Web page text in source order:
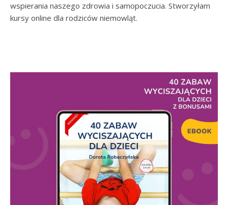
wspierania naszego zdrowia i samopoczucia. Stworzyłam
kursy online dla rodziców niemowląt.